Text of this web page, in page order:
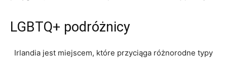
LGBTQ+‌ podróżnicy
⁤ ⁢ Irlandia jest ​miejscem, które przyciąga⁢ różnorodne⁢ typy